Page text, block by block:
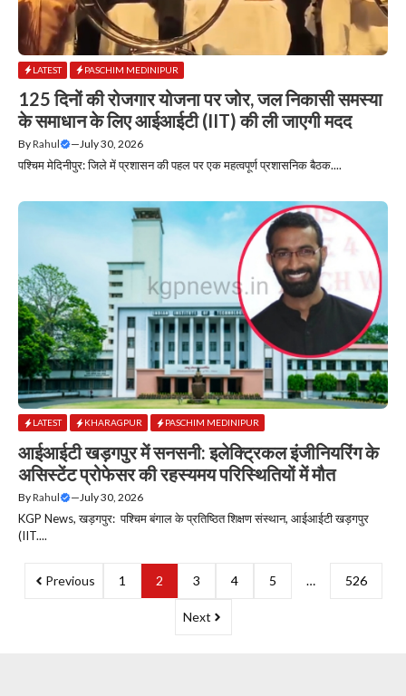
LATEST PASCHIM MEDINIPUR
125 दिनों की रोजगार योजना पर जोर, जल निकासी समस्या
के समाधान के लिए आईआईटी (IIT) की ली जाएगी मदद
ByRahul —July 30, 2026
​पश्चिम मेदिनीपुर: जिले में प्रशासन की पहल पर एक महत्वपूर्ण प्रशासनिक बैठक....
LATEST KHARAGPUR PASCHIM MEDINIPUR
आईआईटी खड़गपुर में सनसनी: इलेक्ट्रिकल इंजीनियरिंग के
असिस्टेंट प्रोफेसर की रहस्यमय परिस्थितियों में मौत
ByRahul — July 30, 2026
KGP News, खड़गपुर: पश्चिम बंगाल के प्रतिष्ठित शिक्षण संस्थान, आईआईटी खड़गपुर
(IIT....
Previous 1 2 3 4 5 … 526
Next